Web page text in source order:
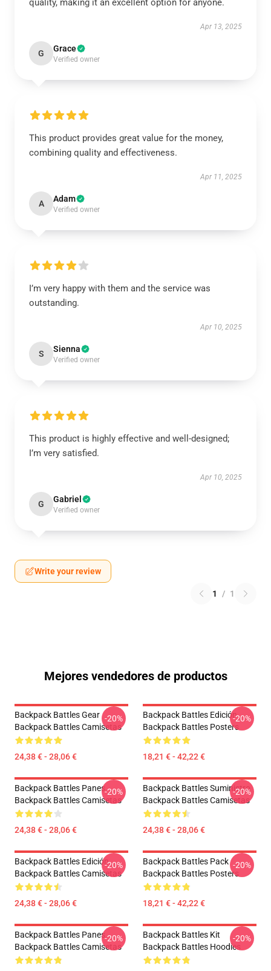
quality, making it an excellent option for anyone.
Apr 13, 2025
G Grace
Verified owner
This product provides great value for the money,
combining quality and effectiveness.
Apr 11, 2025
A Adam
Verified owner
I’m very happy with them and the service was
outstanding.
Apr 10, 2025
S Sienna
Verified owner
This product is highly effective and well-designed;
I’m very satisfied.
Apr 10, 2025
G Gabriel
Verified owner
Write your review
1 / 1
Mejores vendedores de productos
Backpack Battles Gear
Backpack Battles Camisetas
24,38 € - 28,06 €
-20%
Backpack Battles Edición
Backpack Battles Posters
18,21 € - 42,22 €
-20%
Backpack Battles Panes
Backpack Battles Camisetas
24,38 € - 28,06 €
-20%
Backpack Battles Suministro
Backpack Battles Camisetas
24,38 € - 28,06 €
-20%
Backpack Battles Edición
Backpack Battles Camisetas
24,38 € - 28,06 €
-20%
Backpack Battles Pack
Backpack Battles Posters
18,21 € - 42,22 €
-20%
Backpack Battles Panes
Backpack Battles Camisetas
-20%
Backpack Battles Kit
Backpack Battles Hoodies
-20%